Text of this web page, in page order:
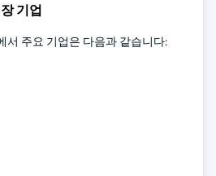
기업
서 주요 기업은 다음과 같습니다: